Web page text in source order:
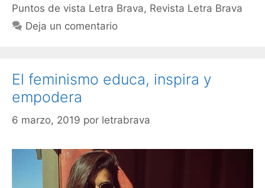
Puntos de vista Letra Brava, Revista Letra Brava
Deja un comentario
El feminismo educa, inspira y
empodera
6 marzo, 2019 por letrabrava